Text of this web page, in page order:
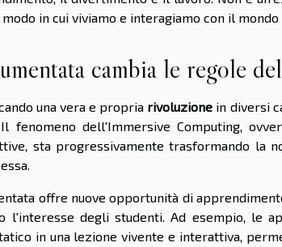
in cui viviamo e interagiamo con il mondo
cambia le regole
una vera e propria rivoluzione in diversi
fenomeno dell'Immersive Computing,
sta progressivamente trasformando la
offre nuove opportunità di
l'interesse degli studenti. Ad esempio, le
in una lezione vivente e interattiva,